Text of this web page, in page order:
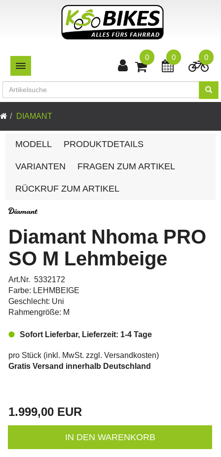
TOGGLE NAVIGATION
0
0
0
DIAMANT
MODELL PRODUKTDETAILS
VARIANTEN FRAGEN ZUM ARTIKEL
RÜCKRUF ZUM ARTIKEL
Diamant Nhoma PRO
SO M Lehmbeige
Art.Nr. 5332172
Farbe: LEHMBEIGE
Geschlecht: Uni
Rahmengröße: M
Sofort Lieferbar, Lieferzeit: 1-4 Tage
pro Stück (inkl. MwSt. zzgl. Versandkosten)
Gratis Versand innerhalb Deutschland
1.999,00 EUR
IN DEN WARENKORB